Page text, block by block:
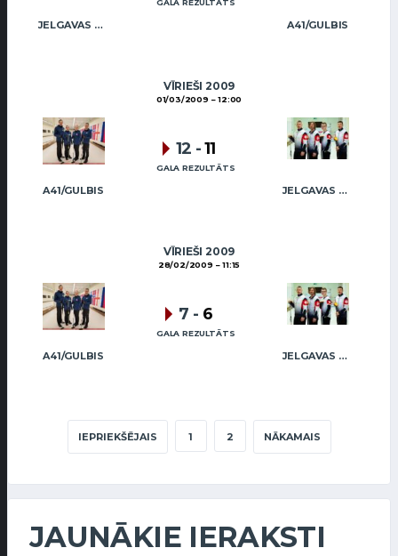
JELGAVAS MAIZNIEKS A41/GULBIS
GALA REZULTĀTS
VĪRIEŠI 2009
01/03/2009 12:00
A41/GULBIS JELGAVAS MAIZNIEKS
12 -11
GALA REZULTĀTS
VĪRIEŠI 2009
28/02/2009 11:15
A41/GULBIS JELGAVAS MAIZNIEKS
7 - 6
GALA REZULTĀTS
IEPRIEKŠĒJAIS 1 2 NĀKAMAIS
JAUNĀKIE IERAKSTI